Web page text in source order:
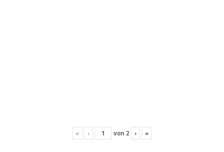
« ‹ von 2 › »